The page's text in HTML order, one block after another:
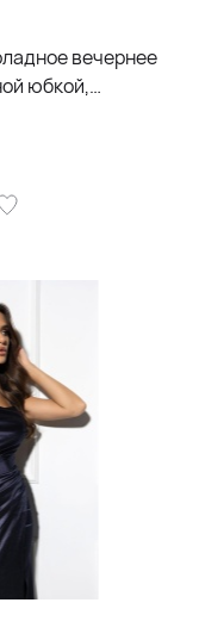
вечернее
юбкой,